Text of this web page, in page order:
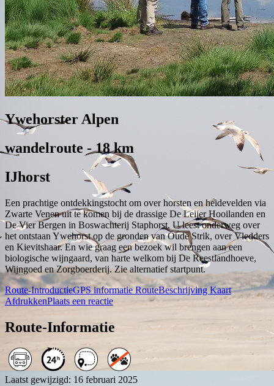
Ywehorster Alpen
wandelroute - 18 km
IJhorst
Een prachtige ontdekkingstocht om over horsten en heidevelden via
Zwarte Venen uit te komen bij de drassige De Leijer Hooilanden en
De Vier Bergen in Boswachterij Staphorst. U leest onderweg over
het ontstaan Ywehorst op de gronden van Oude Strik, over Vledders
en Kievitshaar. En wie graag een bezoek wil brengen aan een
biologische wijngaard, van harte welkom bij De Reestlandhoeve,
Wijngoed en Zorgboerderij. Zie alternatief startpunt.
Route-IntroductieGPS informatie RouteBeschrijvingKaart
AfdrukkenPlaats een reactie
Route-Informatie
Laatst gewijzigd: 16 februari 2025